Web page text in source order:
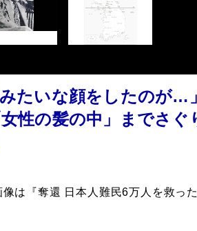
みたいな顔をしたのが…
性の髪の中」までさぐ
は『奪還 日本人難民6万人を救っ